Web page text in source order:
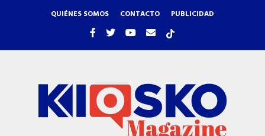
QUIÉNES SOMOS CONTACTO PUBLICIDAD